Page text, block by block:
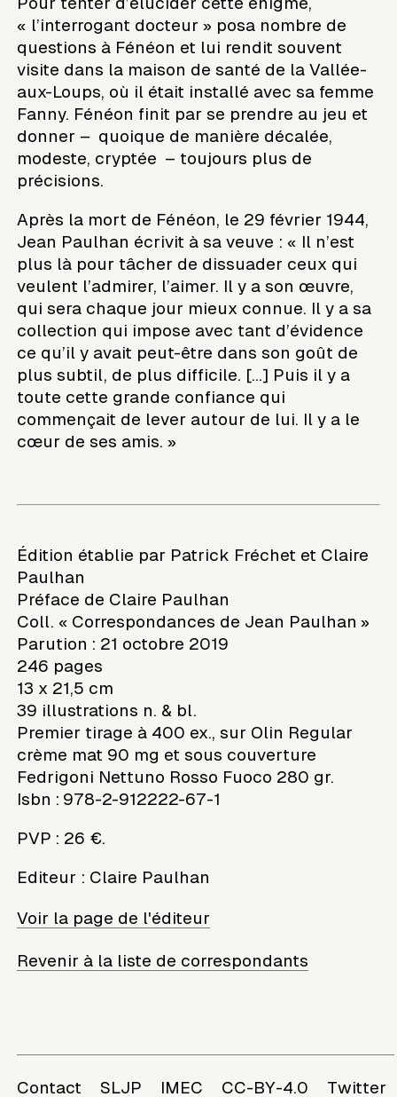
« l’interrogant docteur » posa nombre de
questions à Fénéon et lui rendit souvent
visite dans la maison de santé de la Vallée-
aux-Loups, où il était installé avec sa femme
Fanny. Fénéon finit par se prendre au jeu et
donner – quoique de manière décalée,
modeste, cryptée – toujours plus de
précisions.
Après la mort de Fénéon, le 29 février 1944,
Jean Paulhan écrivit à sa veuve : « Il n’est
plus là pour tâcher de dissuader ceux qui
veulent l’admirer, l’aimer. Il y a son œuvre,
qui sera chaque jour mieux connue. Il y a sa
collection qui impose avec tant d’évidence
ce qu’il y avait peut-être dans son goût de
plus subtil, de plus difficile. […] Puis il y a
toute cette grande confiance qui
commençait de lever autour de lui. Il y a le
cœur de ses amis. »
Édition établie par Patrick Fréchet et Claire
Paulhan
Préface de Claire Paulhan
Coll. « Correspondances de Jean Paulhan »
Parution : 21 octobre 2019
246 pages
13 x 21,5 cm
39 illustrations n. & bl.
Premier tirage à 400 ex., sur Olin Regular
crème mat 90 mg et sous couverture
Fedrigoni Nettuno Rosso Fuoco 280 gr.
Isbn : 978-2-912222-67-1
PVP : 26 €.
Editeur : Claire Paulhan
Voir la page de l'éditeur
Revenir à la liste de correspondants
Contact SLJP IMEC CC-BY-4.0 Twitter